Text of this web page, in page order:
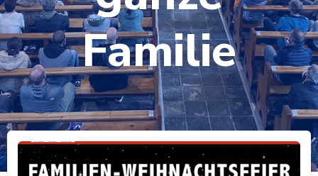
Familie